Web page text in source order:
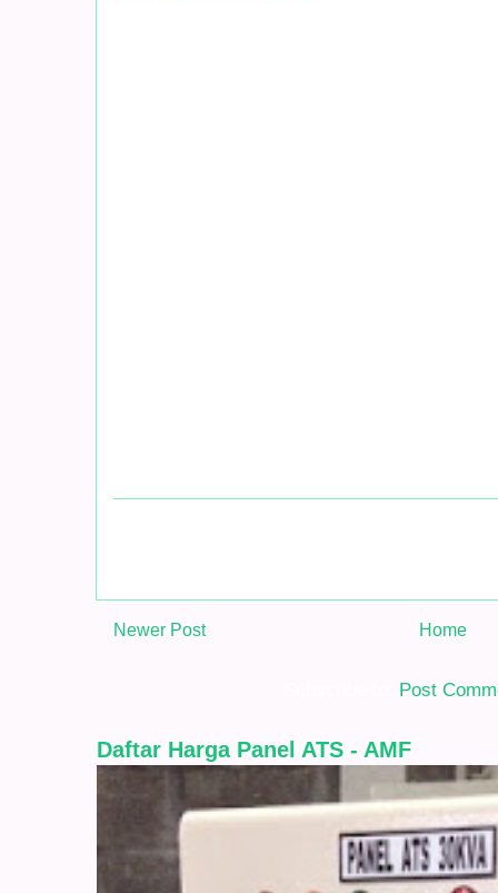
Newer Post Home
Post
Daftar Harga Panel ATS - AMF